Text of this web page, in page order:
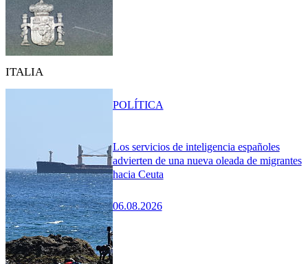
ITALIA
Los servicios de inteligencia españoles
advierten de una nueva oleada de migrantes
hacia Ceuta
06.08.2026
POLÍTICA